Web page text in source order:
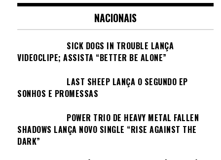
NACIONAIS
SICK DOGS IN TROUBLE LANÇA
VIDEOCLIPE; ASSISTA “BETTER BE ALONE”
LAST SHEEP LANÇA O SEGUNDO EP
SONHOS E PROMESSAS
POWER TRIO DE HEAVY METAL FALLEN
SHADOWS LANÇA NOVO SINGLE “RISE AGAINST THE
DARK”